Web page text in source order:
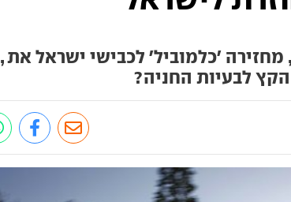
'כלמוביל' לכבישי ישראל את ,
לבעיות החניה?